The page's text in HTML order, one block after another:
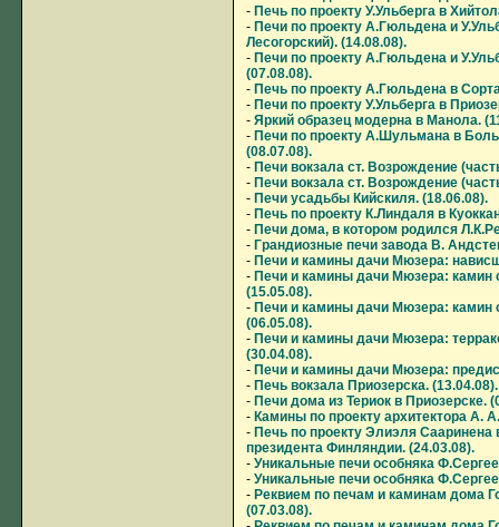
- Печь по проекту У.Ульберга в
- Печи по проекту А.Гюльдена и
Лесогорский). (14.08.08).
- Печи по проекту А.Гюльдена и
(07.08.08).
- Печь по проекту А.Гюльдена в
- Печи по проекту У.Ульберга в
- Яркий образец модерна в Манола.
- Печи по проекту А.Шульмана в
(08.07.08).
- Печи вокзала ст. Возрождение
- Печи вокзала ст. Возрождение
- Печи усадьбы Кийскиля. (18.06.08).
- Печь по проекту К.Линдаля в
- Печи дома, в котором родился
- Грандиозные печи завода В.
- Печи и камины дачи Мюзера:
- Печи и камины дачи Мюзера: камин
(15.05.08).
- Печи и камины дачи Мюзера: камин
(06.05.08).
- Печи и камины дачи Мюзера:
(30.04.08).
- Печи и камины дачи Мюзера:
- Печь вокзала Приозерска. (13.04.08).
- Печи дома из Териок в Приозерске.
- Камины по проекту архитектора А.
- Печь по проекту Элиэля
президента Финляндии. (24.03.08).
- Уникальные печи особняка
- Уникальные печи особняка
- Реквием по печам и каминам дома
(07.03.08).